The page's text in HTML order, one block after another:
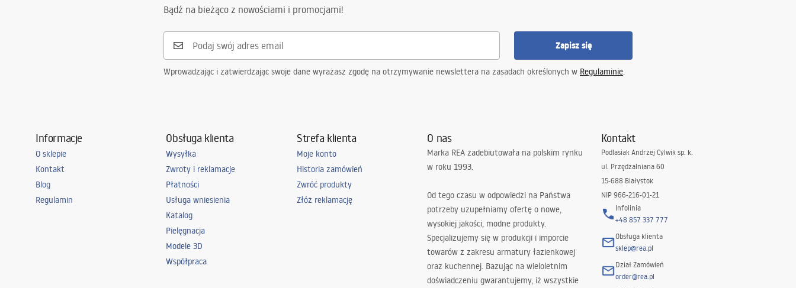
Złoty szczotkowany
W komplecie ze zlewozmywakiem
uszczelka, syfon z sitkiem, zaczepy
mocujące, bateria kuchenna
90 mm
Gwarancja
120 miesięcy na szczelność konstrukcji
Bądź na bieżąco z nowościami i promocjami!
Zapisz się
Wprowadzając i zatwierdzając swoje dane wyrażasz zgodę na otrzymywanie newslettera na zasadach określonych w Regulaminie.
Informacje
O sklepie
Kontakt
Blog
Regulamin
Obsługa klienta
Wysyłka
Zwroty i reklamacje
Płatności
Usługa wniesienia
Katalog
Pielęgnacja
Modele 3D
Współpraca
Strefa klienta
Moje konto
Historia zamówień
Zwróć produkty
Złóż reklamację
O nas
Marka REA zadebiutowała na polskim rynku
w roku 1993.
Od tego czasu w odpowiedzi na Państwa
potrzeby uzupełniamy ofertę o nowe,
wysokiej jakości, modne produkty.
Specjalizujemy się w produkcji i imporcie
towarów z zakresu armatury łazienkowej
oraz kuchennej. Bazując na wieloletnim
doświadczeniu gwarantujemy, iż wszystkie
Kontakt
Podlasiak Andrzej Cylwik sp. k.
ul. Przędzalniana 60
15-688 Białystok
NIP 966-216-01-21
Infolinia
+48 857 337 777
Obsługa klienta
sklep@rea.pl
Dział Zamówień
order@rea.pl